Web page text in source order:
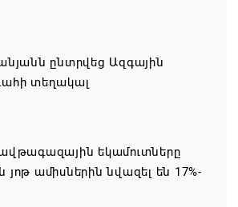
ընտրվեց Ազգային
տեղակալ
եկամուտները
ամիսներին նվազել են 17%-